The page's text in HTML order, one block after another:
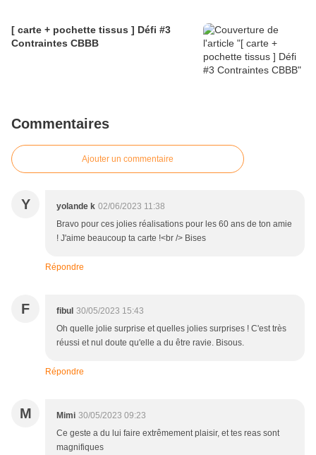
[ carte + pochette tissus ] Défi #3
Contraintes CBBB
Commentaires
Ajouter un commentaire
Y yolande k 02/06/2023 11:38
Bravo pour ces jolies réalisations pour les 60 ans de ton amie
! J'aime beaucoup ta carte !<br /> Bises
Répondre
F fibul 30/05/2023 15:43
Oh quelle jolie surprise et quelles jolies surprises ! C'est très
réussi et nul doute qu'elle a du être ravie. Bisous.
Répondre
M Mimi 30/05/2023 09:23
Ce geste a du lui faire extrêmement plaisir, et tes reas sont
magnifiques